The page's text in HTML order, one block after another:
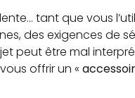
tant que vous
des exigences de
peut être mal
offrir un «